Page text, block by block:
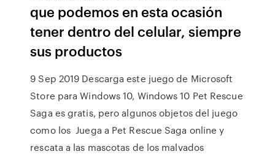
que podemos en esta ocasión
tener dentro del celular, siempre
sus productos
9 Sep 2019 Descarga este juego de Microsoft
Store para Windows 10, Windows 10 Pet Rescue
Saga es gratis, pero algunos objetos del juego
como los Juega a Pet Rescue Saga online y
rescata a las mascotas de los malvados